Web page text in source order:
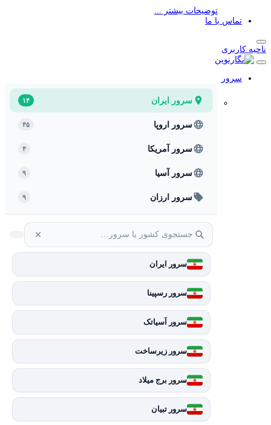
توضیحات بیشتر ...
تماس با ما
ناحیه کاربری
سرور
سرور ایران ۱۴
سرور اروپا ۳۵
سرور آمریکا ۴
سرور آسیا ۹
سرور ارزان ۹
سرور ایران
سرور رسپینا
سرور آسیاتک
سرور زیرساخت
سرور برج میلاد
سرور تبیان